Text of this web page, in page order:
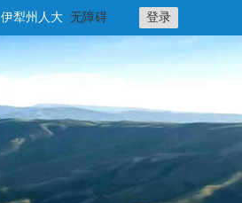
登录
无障碍
伊犁州人大